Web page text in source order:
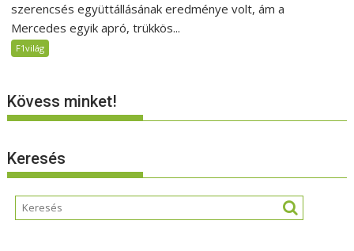
szerencsés együttállásának eredménye volt, ám a
Mercedes egyik apró, trükkös...
F1világ
Kövess minket!
Keresés